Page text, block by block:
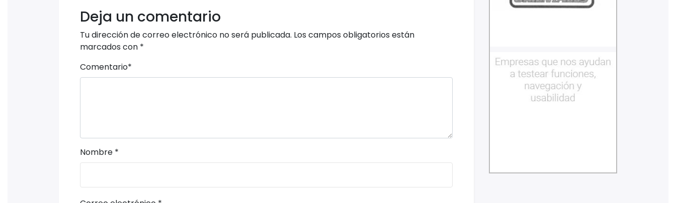
Deja un comentario
Tu dirección de correo electrónico no será publicada. Los campos obligatorios están
marcados con *
Comentario*
Nombre *